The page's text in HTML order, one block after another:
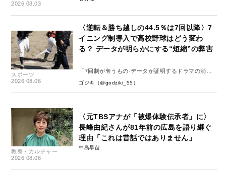
2026.08.03
スポーツ
2026.08.06
〈逆転＆勝ち越しの44.5％は7回以降〉7
イニング制導入で高校野球はどう変わ
る？ データが明らかにする“短縮”の弊害
「7回制が奪うもの-データが証明するドラマの消
失-」
ゴジキ（@godziki_55）
教養・カルチャー
2026.08.06
〈元TBSアナが「被爆体験伝承者」に〉
長峰由紀さんが81年前の広島を語り継ぐ
理由「これは昔話ではありません」
中島早苗